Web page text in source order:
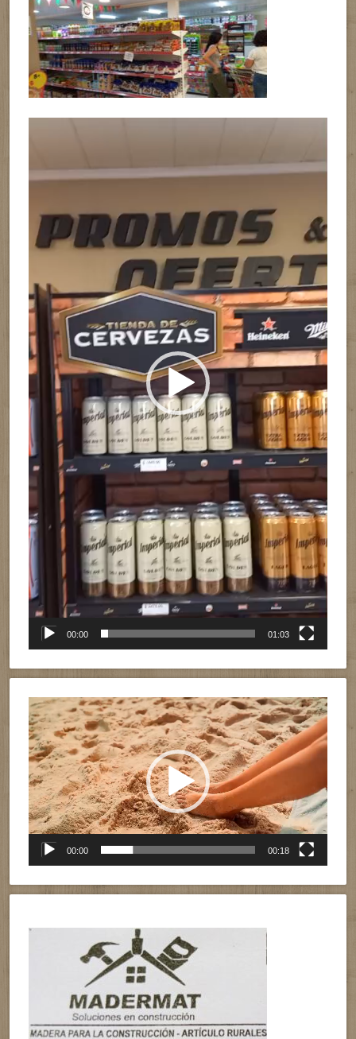
00:00 01:03
Reproductor
de
vídeo
00:00 00:18